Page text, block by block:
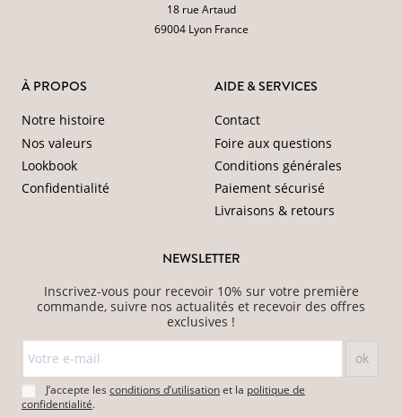
18 rue Artaud
69004 Lyon France
À PROPOS
Notre histoire
Nos valeurs
Lookbook
Confidentialité
AIDE & SERVICES
Contact
Foire aux questions
Conditions générales
Paiement sécurisé
Livraisons & retours
NEWSLETTER
Inscrivez-vous pour recevoir 10% sur votre première
commande, suivre nos actualités et recevoir des offres
exclusives !
J’accepte les conditions d’utilisationet la politique de
confidentialité.